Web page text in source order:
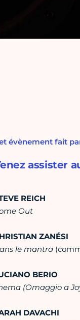
évènement fait
assister
REICH
Out
ZANÉSI
le mantra
BERIO
(Omaggio a
DAVACHI